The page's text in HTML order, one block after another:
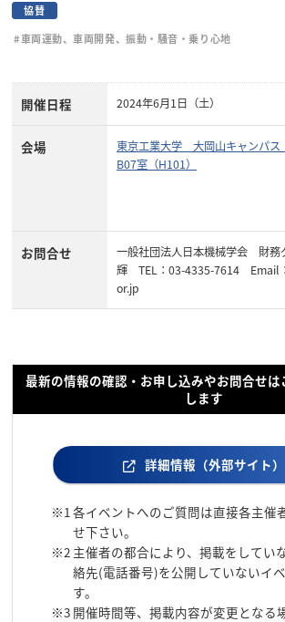
協賛
#車両運動、車両開発、振動・騒音・乗り心地
開催日程 2024年6月1日（土）
会場
東京工業大学 大岡山キャンパ
B07室（H101）
お問合せ
一般社団法人日本機械学会 財
輝 TEL：03-4335-7614 Email
or.jp
最新の情報の確認・お申し込みやお問合せ
します
詳細情報（外部サイト）
※1 各イベントへのご質問は直接各主催
せ下さい。
※2 主催者の都合により、掲載をしてい
絡先(電話番号)を公開していないイ
す。
※3 開催時間等、掲載内容が変更となる